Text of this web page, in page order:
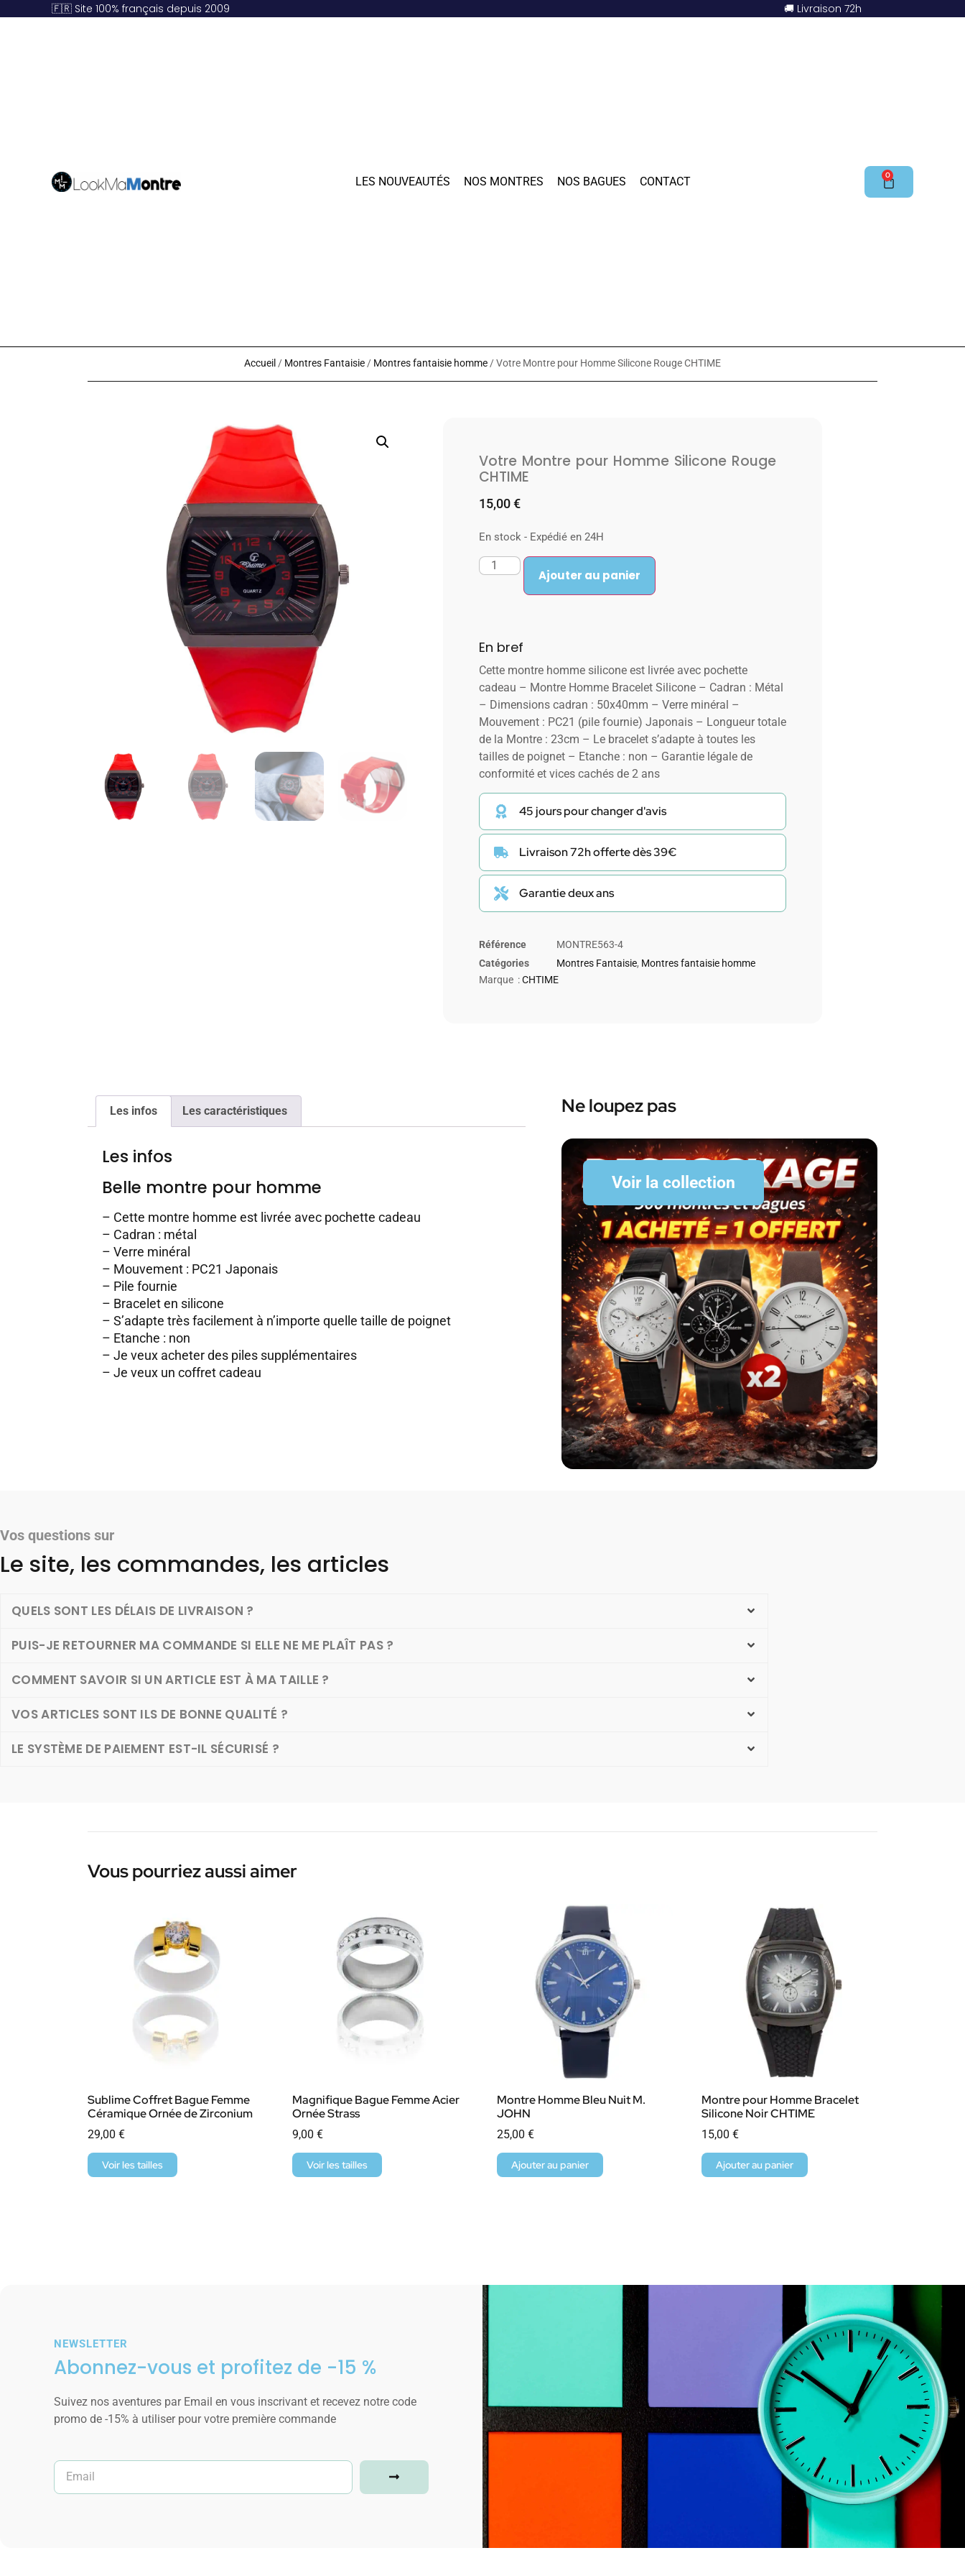
🇫🇷 Site 100% français depuis 2009 🚚 Livraison 72h
LES NOUVEAUTÉS NOS MONTRES NOS BAGUES CONTACT 0
Accueil / Montres Fantaisie / Montres fantaisie homme / Votre Montre pour Homme Silicone Rouge CHTIME
Votre Montre pour Homme Silicone Rouge
CHTIME
15,00€
En stock - Expédié en 24H
Ajouter au panier
En bref
Cette montre homme silicone est livrée avec pochette
cadeau – Montre Homme Bracelet Silicone – Cadran : Métal
– Dimensions cadran : 50x40mm – Verre minéral –
Mouvement : PC21 (pile fournie) Japonais – Longueur totale
de la Montre : 23cm – Le bracelet s’adapte à toutes les
tailles de poignet – Etanche : non – Garantie légale de
conformité et vices cachés de 2 ans
45 jours pour changer d'avis
Livraison 72h offerte dès 39€
Garantie deux ans
Référence
MONTRE563-4
Catégories
Montres Fantaisie, Montres fantaisie homme
Marque :CHTIME
Les infos Les caractéristiques
Les infos
Belle montre pour homme
– Cette montre homme est livrée avec pochette cadeau
– Cadran : métal
– Verre minéral
– Mouvement : PC21 Japonais
– Pile fournie
– Bracelet en silicone
– S’adapte très facilement à n’importe quelle taille de poignet
– Etanche : non
– Je veux acheter des piles supplémentaires
– Je veux un coffret cadeau
Ne loupez pas
Voir la collection
Vos questions sur
Le site, les commandes, les articles
QUELS SONT LES DÉLAIS DE LIVRAISON ?
PUIS-JE RETOURNER MA COMMANDE SI ELLE NE ME PLAÎT PAS ?
COMMENT SAVOIR SI UN ARTICLE EST À MA TAILLE ?
VOS ARTICLES SONT ILS DE BONNE QUALITÉ ?
LE SYSTÈME DE PAIEMENT EST-IL SÉCURISÉ ?
Vous pourriez aussi aimer
Sublime Coffret Bague Femme
Céramique Ornée de Zirconium
29,00 €
Voir les tailles
Magnifique Bague Femme Acier
Ornée Strass
9,00 €
Voir les tailles
Montre Homme Bleu Nuit M.
JOHN
25,00 €
Ajouter au panier
Montre pour Homme Bracelet
Silicone Noir CHTIME
15,00 €
Ajouter au panier
NEWSLETTER
Abonnez-vous et profitez de -15 %
Suivez nos aventures par Email en vous inscrivant et recevez notre code
promo de -15% à utiliser pour votre première commande